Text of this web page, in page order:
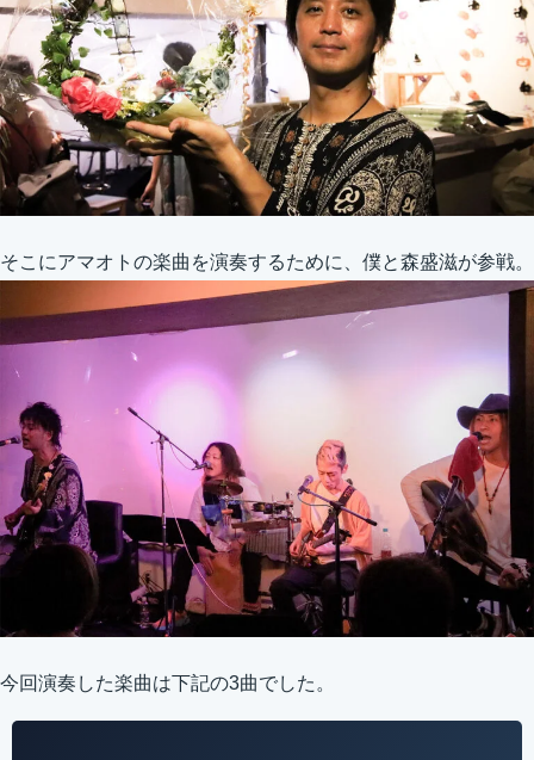
そこにアマオトの楽曲を演奏するために、僕と森盛滋が参戦。
今回演奏した楽曲は下記の3曲でした。